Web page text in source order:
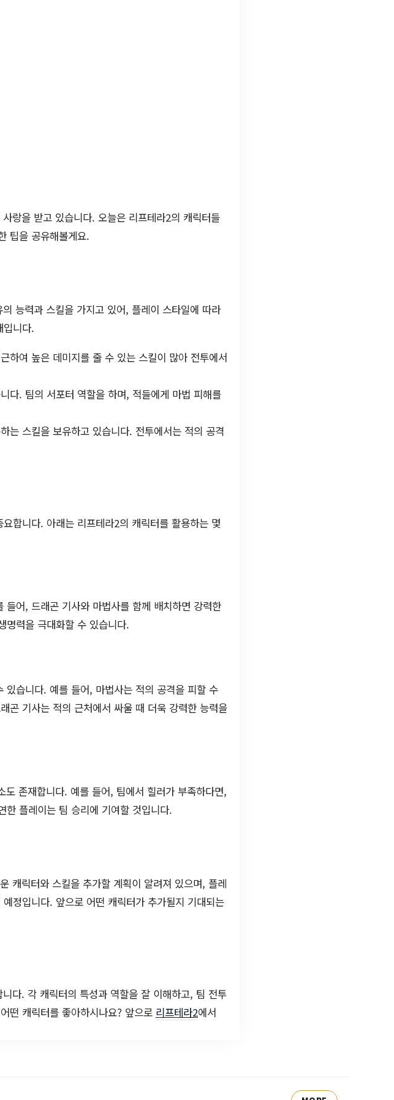
랑을 받고 있습니다. 오늘은 리프테라2의 캐릭터들
팁을 공유해볼게요.
능력과 스킬을 가지고 있어, 플레이 스타일에 따라
입니다.
하여 높은 데미지를 줄 수 있는 스킬이 많아 전투에서
다. 팀의 서포터 역할을 하며, 적들에게 마법 피해를
는 스킬을 보유하고 있습니다. 전투에서는 적의 공격
합니다. 아래는 리프테라2의 캐릭터를 활용하는 몇
어, 드래곤 기사와 마법사를 함께 배치하면 강력한
명력을 극대화할 수 있습니다.
습니다. 예를 들어, 마법사는 적의 공격을 피할 수
곤 기사는 적의 근처에서 싸울 때 더욱 강력한 능력을
존재합니다. 예를 들어, 팀에서 힐러가 부족하다면,
한 플레이는 팀 승리에 기여할 것입니다.
캐릭터와 스킬을 추가할 계획이 알려져 있으며, 플레
정입니다. 앞으로 어떤 캐릭터가 추가될지 기대되는
다. 각 캐릭터의 특성과 역할을 잘 이해하고, 팀 전투
떤 캐릭터를 좋아하시나요? 앞으로 리프테라2에서